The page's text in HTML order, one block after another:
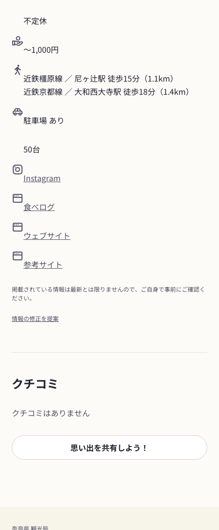
不定休
〜1,000円
近鉄橿原線 ／ 尼ヶ辻駅 徒歩15分（1.1km）
近鉄京都線 ／ 大和西大寺駅 徒歩18分（1.4km）
駐車場 あり
50台
Instagram
食べログ
ウェブサイト
参考サイト
掲載されている情報は最新とは限りませんので、ご自身で事前にご確認く
ださい。
情報の修正を提案
クチコミ
クチコミはありません
思い出を共有しよう！